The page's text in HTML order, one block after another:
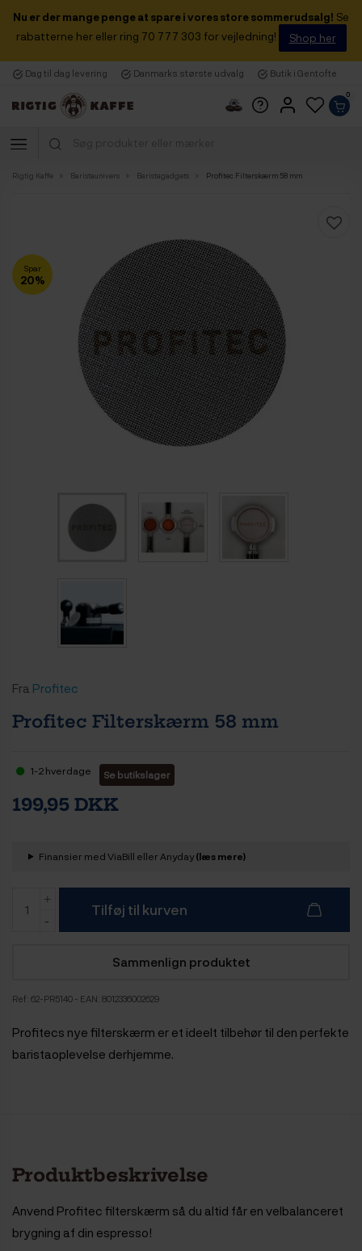
Nu er der mange penge at spare i vores store sommerudsalg! Se
rabatterne her eller ring 70 777 303 for vejledning!
Shop her
Dag til dag levering Danmarks største udvalg Butik i Gentofte
0
Rigtig Kaffe Baristaunivers Baristagadgets Profitec Filterskærm 58 mm
Spar
20%
Fra Profitec
Profitec Filterskærm 58 mm
1-2 hverdage Se butikslager
199,95 DKK
Finansier med ViaBill eller Anyday(læs mere)
Tilføj til kurven
Sammenlign produktet
Ref: 62-PR5140 - EAN: 8012336002629
Profitecs nye filterskærm er et ideelt tilbehør til den perfekte
baristaoplevelse derhjemme.
Produktbeskrivelse
Anvend Profitec filterskærm så du altid får en velbalanceret
brygning af din espresso!